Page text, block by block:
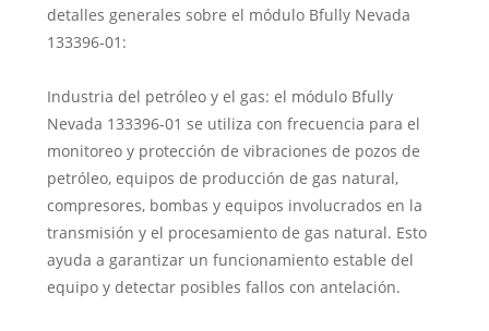
detalles generales sobre el módulo Bfully Nevada
133396-01:
Industria del petróleo y el gas: el módulo Bfully
Nevada 133396-01 se utiliza con frecuencia para el
monitoreo y protección de vibraciones de pozos de
petróleo, equipos de producción de gas natural,
compresores, bombas y equipos involucrados en la
transmisión y el procesamiento de gas natural. Esto
ayuda a garantizar un funcionamiento estable del
equipo y detectar posibles fallos con antelación.